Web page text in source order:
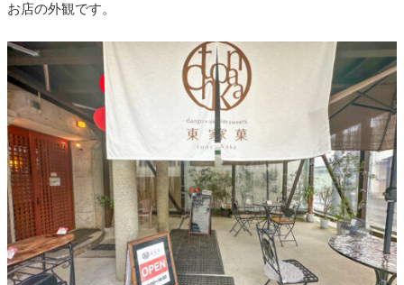
お店の外観です。